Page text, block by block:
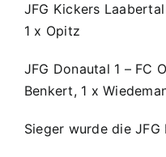
JFG Kickers
1 x Opitz
JFG Donautal 1 – FC
Benkert, 1 x
Sieger wurde die